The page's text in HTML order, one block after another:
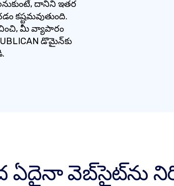
దానిని ఇతర
కష్టమవుతుంది.
మీ వ్యాపారం
డొమైన్‌కు
ఏదైనా వెబ్‌సైట్‌ను